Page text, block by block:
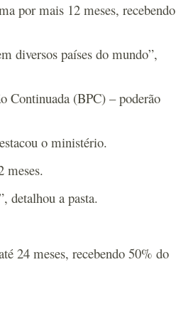
por mais 12 meses, recebendo
diversos países do mundo”,
Continuada (BPC) – poderão
o ministério.
meses.
detalhou a pasta.
24 meses, recebendo 50% do